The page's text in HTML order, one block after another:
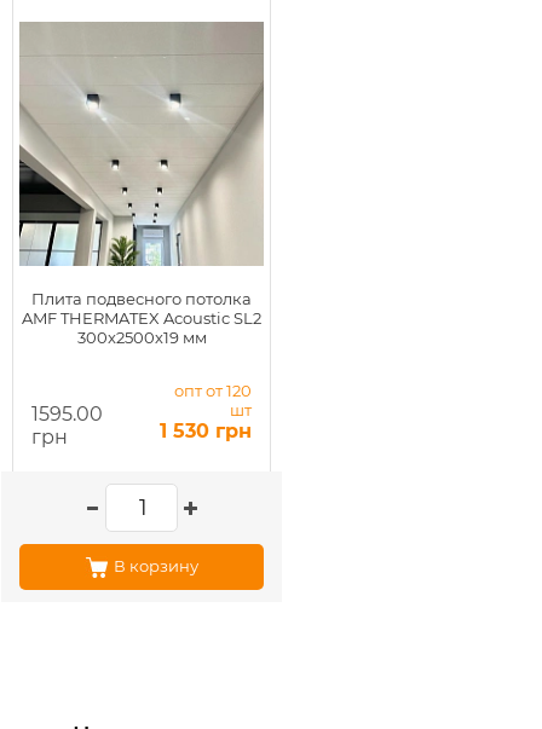
Плита подвесного потолка
AMF THERMATEX Acoustic SL2
300x2500х19 мм
1595.00
грн
опт от 120
шт
1 530 грн
В корзину